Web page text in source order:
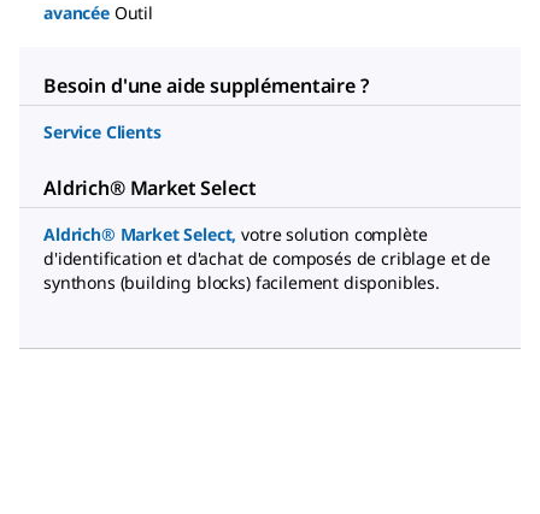
avancée Outil
Besoin d'une aide supplémentaire ?
Service Clients
Aldrich® Market Select
Aldrich® Market Select, votre solution complète
d'identification et d'achat de composés de criblage et de
synthons (building blocks) facilement disponibles.